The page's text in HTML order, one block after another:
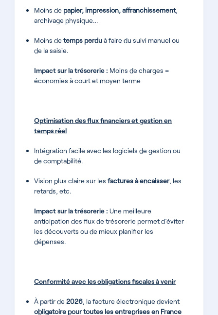
Moins de papier, impression, affranchissement,
archivage physique…
Moins detemps perduà faire du suivi manuel ou
de la saisie.
Impact sur la trésorerie : Moins de charges =
économies à court et moyen terme
Optimisation des flux financiers et gestion en
temps réel
Intégration facile avec les logiciels de gestion ou
de comptabilité.
Vision plus claire sur les factures à encaisser, les
retards, etc.
Impact sur la trésorerie : Une meilleure
anticipation des flux de trésorerie permet d’éviter
les découverts ou de mieux planifier les
dépenses.
Conformité avec les obligations fiscales à venir
À partir de2026 , la facture électronique devient
obligatoire pour toutes les entreprises en France